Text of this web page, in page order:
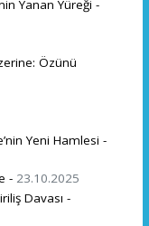
Yanan Yüreği -
Özünü
Yeni Hamlesi -
- 23.10.2025
Davası -